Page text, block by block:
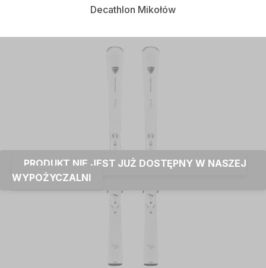
Decathlon Mikołów
PRODUKT NIE JEST JUŻ DOSTĘPNY W NASZEJ
WYPOŻYCZALNI